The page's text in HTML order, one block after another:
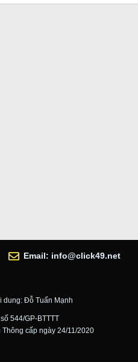
Email: info@click49.net
dung: Đỗ Tuấn Mạnh
544/GP-BTTTT
cấp ngày 24/11/2020